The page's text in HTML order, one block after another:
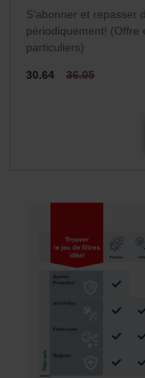
Datenschutzerklärung
Zehnder Group België
Zehnder Group Czech
Zehnder Group
Zehnder Group
Zehnder Group
Zehnder Group Sales
Zehnder Group
Zehnder Polska Sp. z
danych Zehnder
Zehnder Group UK
S’abonner et repasser
périodiquement! (Offre
particuliers)
30.64 36.05